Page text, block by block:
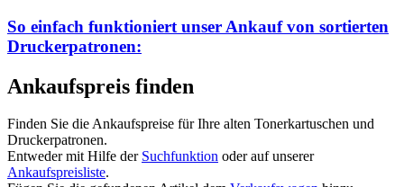
So einfach funktioniert unser Ankauf von sortierten
Druckerpatronen:
Ankaufspreis finden
Finden Sie die Ankaufspreise für Ihre alten Tonerkartuschen und
Druckerpatronen.
Entweder mit Hilfe der Suchfunktion oder auf unserer
Ankaufspreisliste.